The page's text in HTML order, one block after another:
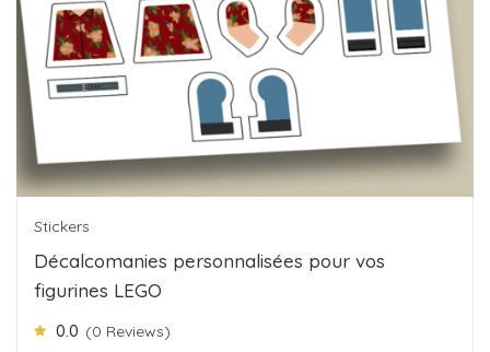
Stickers
Décalcomanies personnalisées pour vos
figurines LEGO
0.0 (0 Reviews)